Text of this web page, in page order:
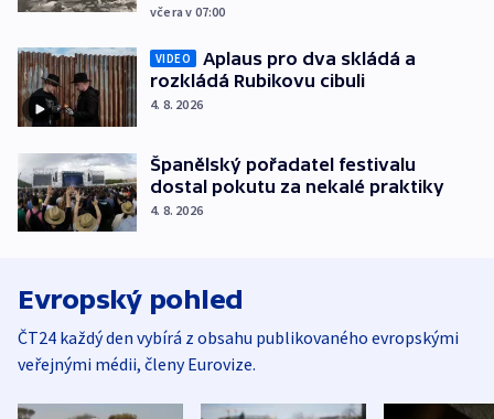
včera v 07:00
VIDEO
Aplaus pro dva skládá a
rozkládá Rubikovu cibuli
4. 8. 2026
Španělský pořadatel festivalu
dostal pokutu za nekalé praktiky
4. 8. 2026
Evropský pohled
ČT24 každý den vybírá z obsahu publikovaného evropskými
veřejnými médii, členy Eurovize.